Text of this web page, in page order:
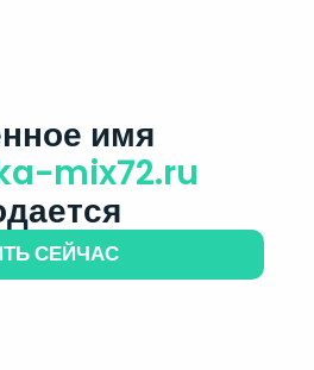
имя
mix72.ru
СЕЙЧАС